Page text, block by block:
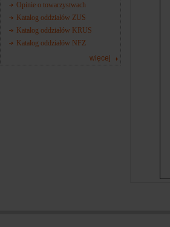
Opinie o towarzystwach
Katalog oddziałów ZUS
Katalog oddziałów KRUS
Katalog oddziałów NFZ
więcej